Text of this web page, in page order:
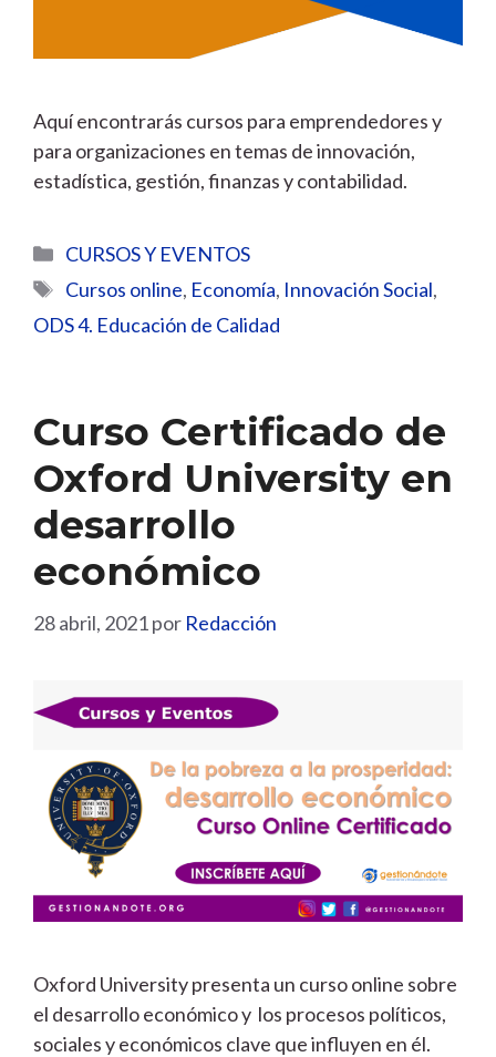
Aquí encontrarás cursos para emprendedores y
para organizaciones en temas de innovación,
estadística, gestión, finanzas y contabilidad.
Categorías
CURSOS Y EVENTOS
Etiquetas
Cursos online, Economía, Innovación Social,
ODS 4. Educación de Calidad
Curso Certificado de
Oxford University en
desarrollo
económico
28 abril, 2021por Redacción
Oxford University presenta un curso online sobre
el desarrollo económico y los procesos políticos,
sociales y económicos clave que influyen en él.